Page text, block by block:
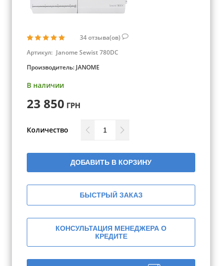
34отзыва(ов)
Артикул: Janome Sewist 780DC
Производитель: JANOME
В наличии
23 850 ГРН
Количество
ДОБАВИТЬ В КОРЗИНУ
БЫСТРЫЙ ЗАКАЗ
КОНСУЛЬТАЦИЯ МЕНЕДЖЕРА О
КРЕДИТЕ